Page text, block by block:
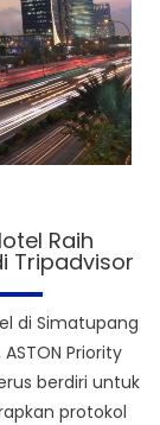
Raih
Tripadvisor
di Simatupang
Priority
berdiri untuk
protokol